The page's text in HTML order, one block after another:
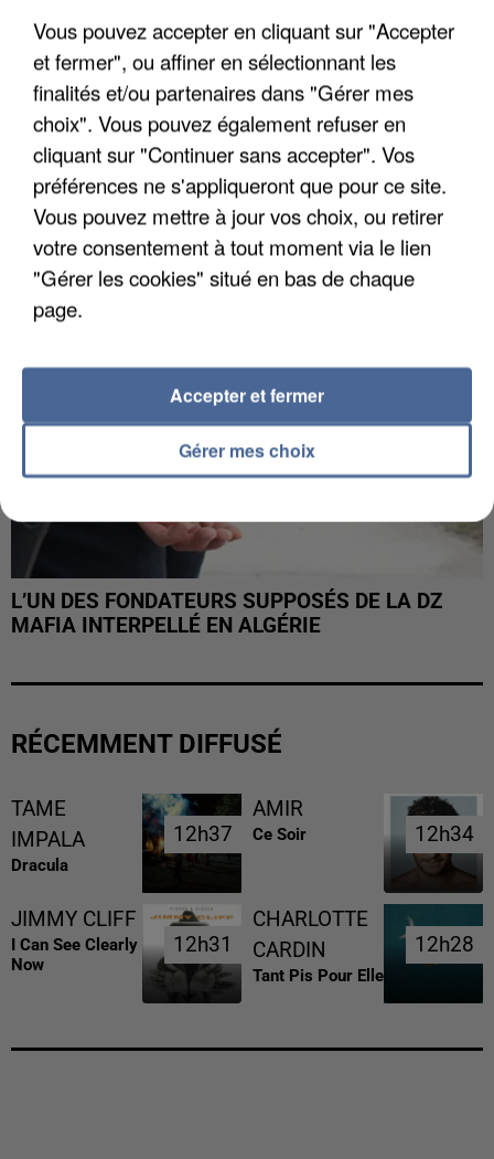
APRÈS TOUTES CES CANICULES, LES REFUGES
DE FAUNE SAUVAGE SONT...
L’UN DES FONDATEURS SUPPOSÉS DE LA DZ
MAFIA INTERPELLÉ EN ALGÉRIE
RÉCEMMENT DIFFUSÉ
TAME
IMPALA
Dracula
12h37
12h37
AMIR
Ce Soir 12h34
12h34
JIMMY CLIFF
I Can See Clearly
Now
12h31
12h31
CHARLOTTE
CARDIN
Tant Pis Pour Elle
12h28
12h28
Vous pouvez accepter en cliquant sur "Accepter
et fermer", ou affiner en sélectionnant les
finalités et/ou partenaires dans "Gérer mes
choix". Vous pouvez également refuser en
cliquant sur "Continuer sans accepter". Vos
préférences ne s'appliqueront que pour ce site.
Vous pouvez mettre à jour vos choix, ou retirer
votre consentement à tout moment via le lien
"Gérer les cookies" situé en bas de chaque
page.
Gérer mes choix
Accepter et fermer